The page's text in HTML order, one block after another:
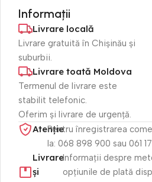
Informații
Livrare locală
Livrare gratuită în Chișinău și
suburbii.
Livrare toată Moldova
Termenul de livrare este
stabilit telefonic.
Oferim și livrare de urgență.
Atenție​Pentru înregistrarea
la: 068 898 900 sau 061
Livrare
și
Informații despre
opțiunile de plată